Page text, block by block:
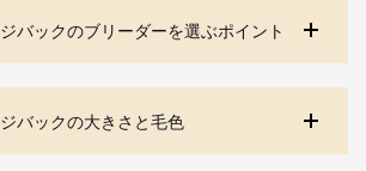
バックのブリーダーを選ぶポイント
バックの大きさと毛色